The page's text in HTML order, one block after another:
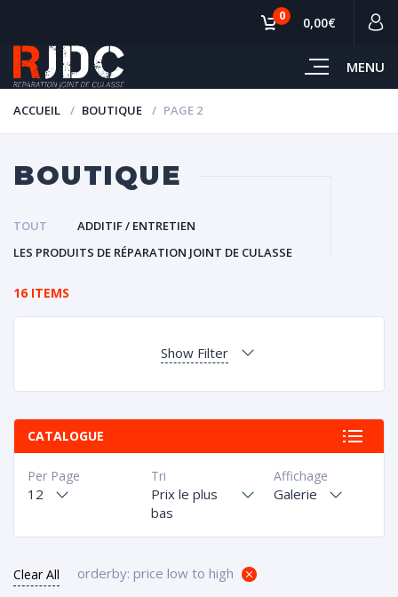
MENU
0 0,00€
ACCUEIL BOUTIQUE PAGE 2
BOUTIQUE
TOUT
ADDITIF / ENTRETIEN
LES PRODUITS DE RÉPARATION JOINT DE CULASSE
16 ITEMS
Show Filter
CATALOGUE
Affichage
Galerie
Tri
Prix le plus
bas
Per Page
12
Clear All orderby: price low to high